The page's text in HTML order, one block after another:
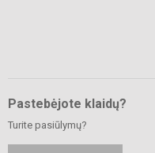
Pastebėjote klaidų?
Turite pasiūlymų?